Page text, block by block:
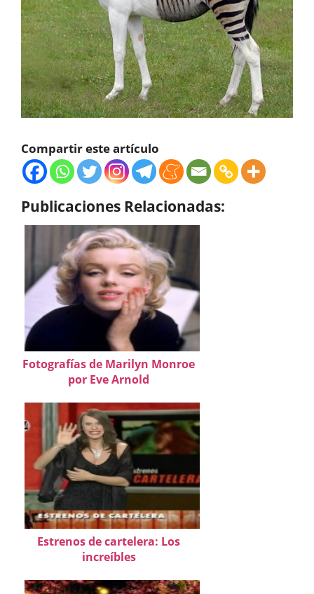
Compartir este artículo
Publicaciones Relacionadas:
Fotografías de Marilyn Monroe
por Eve Arnold
Estrenos de cartelera: Los
increíbles